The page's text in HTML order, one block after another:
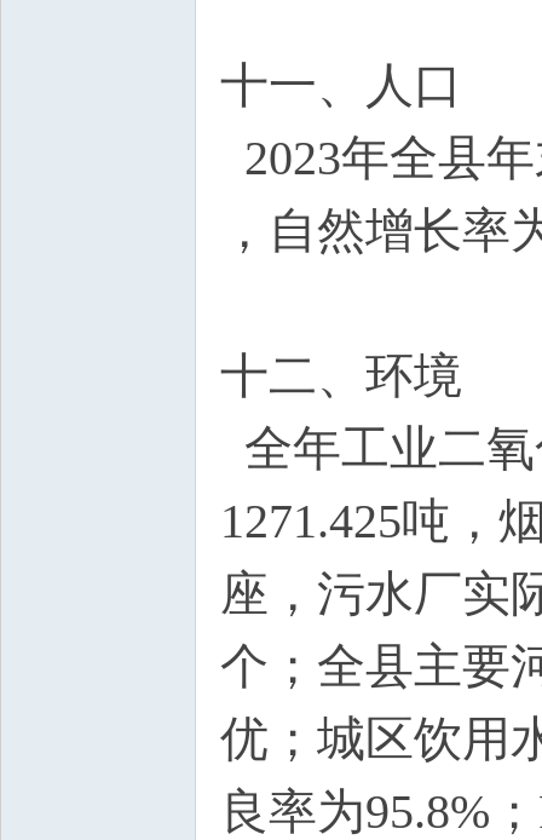
十一、人口
2023年全县
，自然增长
十二、环境
全年工业二
1271.425吨，
座，污水厂实
个；全县主要
优；城区饮用
良率为95.8%